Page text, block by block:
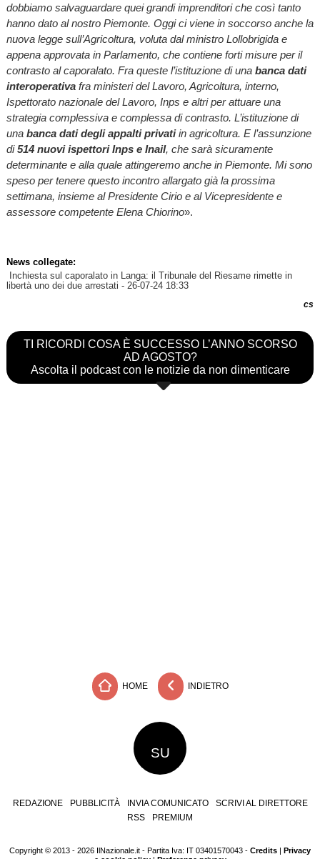
dobbiamo salvaguardare quei grandi imprenditori che così tanto
hanno dato al nostro Piemonte. Oggi ci viene in soccorso anche la
nuova legge sull’Agricoltura, voluta dal ministro Lollobrigida e
appena approvata in Parlamento, che contiene forti misure per il
contrasto al caporalato. Fra queste l’istituzione di una banca dati
interoperativafra ministeri del Lavoro, Agricoltura, interno,
Ispettorato nazionale del Lavoro, Inps e altri per attuare una
strategia complessiva e complessa di contrasto. L’istituzione di
una banca dati degli appalti privatiin agricoltura. E l’assunzione
di514 nuovi ispettori Inps e Inail, che sarà sicuramente
determinante e alla quale attingeremo anche in Piemonte. Mi sono
speso per tenere questo incontro allargato già la prossima
settimana, insieme al Presidente Cirio e al Vicepresidente e
assessore competente Elena Chiorino».
News collegate:
Inchiesta sul caporalato in Langa: il Tribunale del Riesame rimette in
libertà uno dei due arrestati - 26-07-24 18:33
cs
TI RICORDI COSA È SUCCESSO L’ANNO SCORSO
AD AGOSTO?
Ascolta il podcast con le notizie da non dimenticare
HOME INDIETRO
SU
REDAZIONE PUBBLICITÀ INVIA COMUNICATO
SCRIVI AL DIRETTORE
RSS
PREMIUM
Copyright © 2013 - 2026 IlNazionale.it - Partita Iva: IT 03401570043 - Credits | Privacy